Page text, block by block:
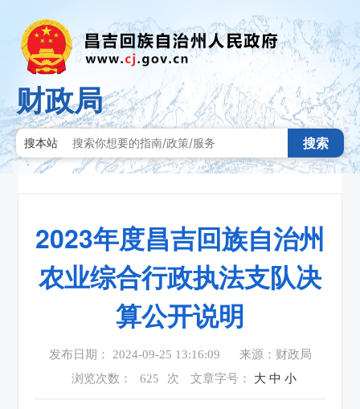
财政局
搜本站 搜索
2023年度昌吉回族自治州
农业综合行政执法支队决
算公开说明
发布日期： 2024-09-25 13:16:09
来源：财政局
浏览次数：
625 次 文章字号： 大 中 小